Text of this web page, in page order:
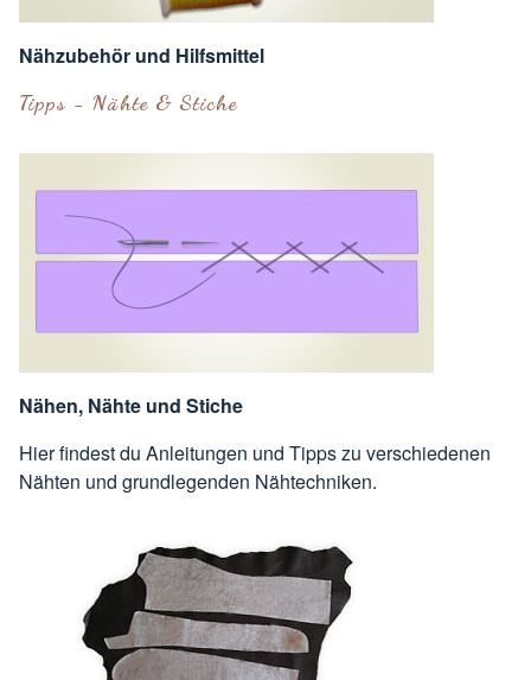
Nähzubehör und Hilfsmittel
Tipps - Nähte & Stiche
Nähen, Nähte und Stiche
Hier findest du Anleitungen und Tipps zu verschiedenen
Nähten und grundlegenden Nähtechniken.